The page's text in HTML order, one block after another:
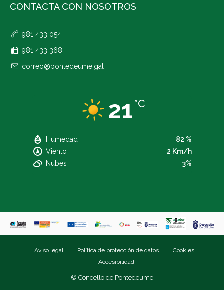
CONTACTA CON NOSOTROS
981 433 054
981 433 368
correo@pontedeume.gal
21 °C
Humedad
82 %
Viento
2 Km/h
Nubes
3%
Aviso legal Política de protección de datos
Cookies
Accesibilidad
© Concello de Pontedeume